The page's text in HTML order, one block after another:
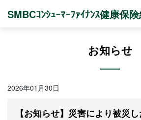
SMBCｺﾝｼｭｰﾏｰﾌｧｲﾅﾝｽ健康保
お知らせ
2026年01月30日
【お知らせ】災害により被災